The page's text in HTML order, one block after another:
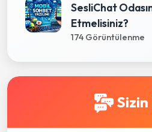
SesliChat
Etmelisiniz?
174 Görüntülenme